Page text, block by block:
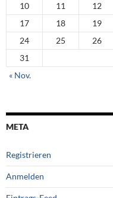
10
11 12
17
18 19
24
25 26
31
« Nov.
META
Registrieren
Anmelden